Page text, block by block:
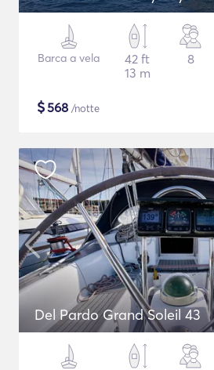
Barca a vela
42 ft
13 m
8
$568 /notte
Del Pardo Grand Soleil 43